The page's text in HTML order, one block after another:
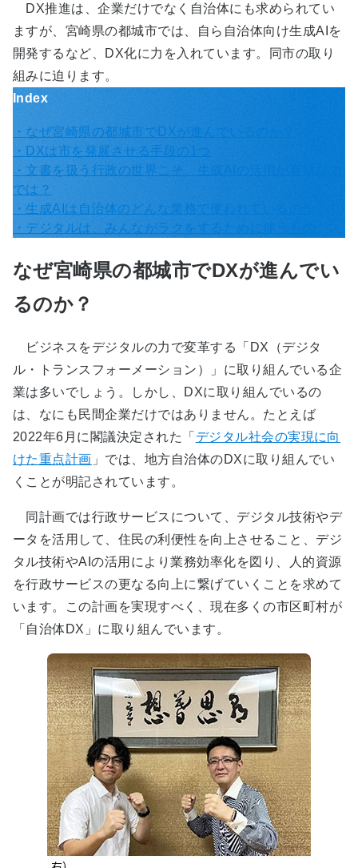
DX推進は、企業だけでなく自治体にも求められてい
ますが、宮崎県の都城市では、自ら自治体向け生成AIを
開発するなど、DX化に力を入れています。同市の取り
組みに迫ります。
Index
・なぜ宮崎県の都城市でDXが進んでいるのか？
・DXは市を発展させる手段の1つ
・文書を扱う行政の世界こそ、生成AIの活用が有効なの
では？
・生成AIは自治体のどんな業務で使われているのか
・デジタルは、みんながラクをするために使うもの
なぜ宮崎県の都城市でDXが進んでい
るのか？
ビジネスをデジタルの力で変革する「DX（デジタ
ル・トランスフォーメーション）」に取り組んでいる企
業は多いでしょう。しかし、DXに取り組んでいるの
は、なにも民間企業だけではありません。たとえば
2022年6月に閣議決定された「 デジタル社会の実現に向
けた重点計画 」では、地方自治体のDXに取り組んでい
くことが明記されています。
同計画では行政サービスについて、デジタル技術やデ
ータを活用して、住民の利便性を向上させること、デジ
タル技術やAIの活用により業務効率化を図り、人的資源
を行政サービスの更なる向上に繋げていくことを求めて
います。この計画を実現すべく、現在多くの市区町村が
「自治体DX」に取り組んでいます。